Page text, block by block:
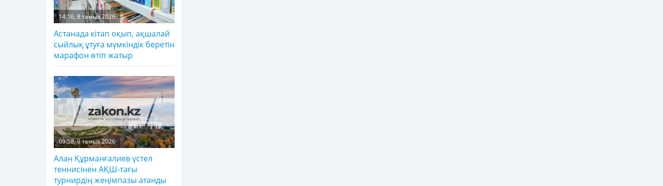
14:16, 8 тамыз 2026
Астанада кітап оқып, ақшалай
сыйлық ұтуға мүмкіндік беретін
марафон өтіп жатыр
09:58, 9 тамыз 2026
Алан Құрманғалиев үстел
теннисінен АҚШ-тағы
турнирдің жеңімпазы атанды